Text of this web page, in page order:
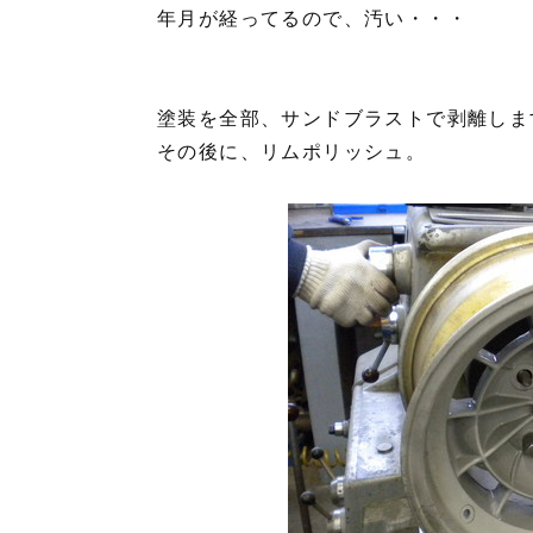
年月が経ってるので、汚い・・・
塗装を全部、サンドブラストで剥離し
その後に、リムポリッシュ。